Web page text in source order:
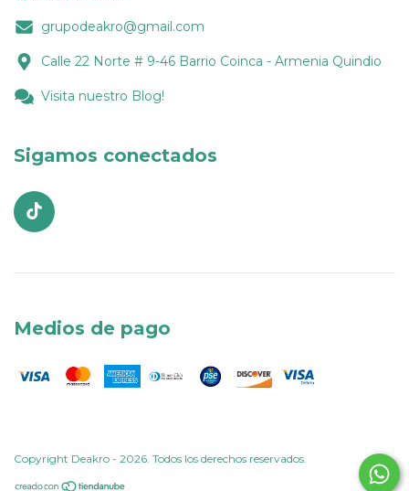
grupodeakro@gmail.com
Calle 22 Norte # 9-46 Barrio Coinca - Armenia Quindio
Visita nuestro Blog!
Sigamos conectados
Medios de pago
Copyright Deakro - 2026. Todos los derechos reservados.